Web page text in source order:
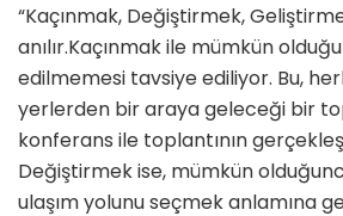
“Kaçınmak, Değiştirmek,
anılır.Kaçınmak ile mümkün
edilmemesi tavsiye ediliyor. Bu,
yerlerden bir araya geleceği bir
konferans ile toplantının
Değiştirmek ise, mümkün
ulaşım yolunu seçmek anlamına